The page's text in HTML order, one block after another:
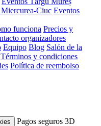
Ciuc Eventos
funciona Precios y
organizadores
Equipo Blog Salón de la
Términos y condiciones
Política de reembolso
Pagos seguros 3D